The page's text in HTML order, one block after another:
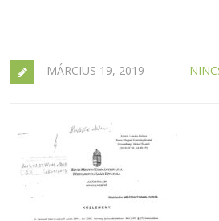
MÁRCIUS 19, 2019